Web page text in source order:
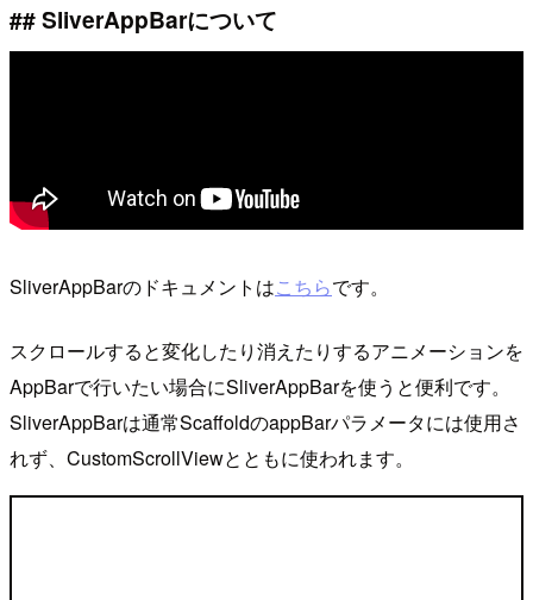
## SliverAppBarについて
SliverAppBarのドキュメントはこちらです。
スクロールすると変化したり消えたりするアニメーションを
AppBarで行いたい場合にSliverAppBarを使うと便利です。
SliverAppBarは通常ScaffoldのappBarパラメータには使用さ
れず、CustomScrollViewとともに使われます。